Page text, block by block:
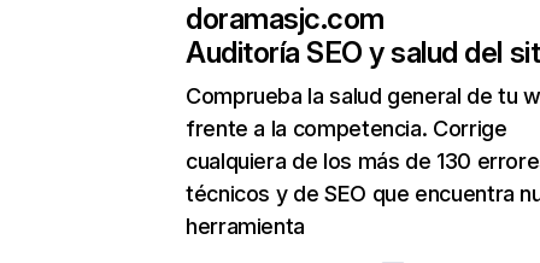
doramasjc.com
Auditoría SEO y salud del
Comprueba la salud general de tu
frente a la competencia. Corrige
cualquiera de los más de 130
técnicos y de SEO que encuentra
herramienta